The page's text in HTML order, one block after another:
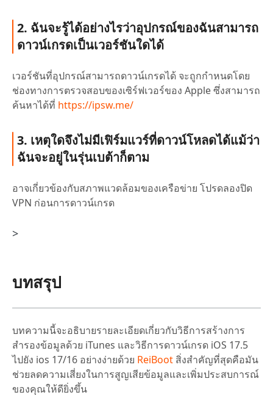
2. ฉันจะรู้ได้อย่างไรว่าอุปกรณ์ของฉันสามารถ
ดาวน์เกรดเป็นเวอร์ชันใดได้
เวอร์ชันที่อุปกรณ์สามารถดาวน์เกรดได้ จะถูกกำหนดโดย
ช่องทางการตรวจสอบของเซิร์ฟเวอร์ของ Apple ซึ่งสามารถ
ค้นหาได้ที่ https://ipsw.me/
3. เหตุใดจึงไม่มีเฟิร์มแวร์ที่ดาวน์โหลดได้แม้ว่า
ฉันจะอยู่ในรุ่นเบต้าก็ตาม
อาจเกี่ยวข้องกับสภาพแวดล้อมของเครือข่าย โปรดลองปิด
VPN ก่อนการดาวน์เกรด
>
บทสรุป
บทความนี้จะอธิบายรายละเอียดเกี่ยวกับวิธีการสร้างการ
สำรองข้อมูลด้วย iTunes และวิธีการดาวน์เกรด iOS 17.5
ไปยัง ios 17/16 อย่างง่ายด้วย ReiBoot สิ่งสำคัญที่สุดคือมัน
ช่วยลดความเสี่ยงในการสูญเสียข้อมูลและเพิ่มประสบการณ์
ของคุณให้ดียิ่งขึ้น